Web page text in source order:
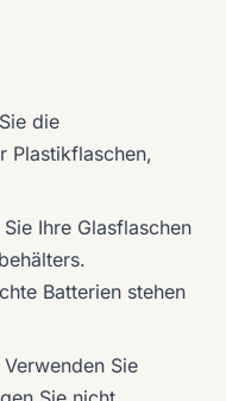
die
Plastikflaschen,
Ihre Glasflaschen
Batterien stehen
Verwenden Sie